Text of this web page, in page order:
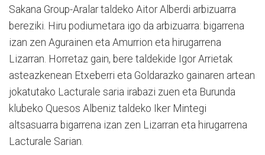
Sakana Group-Aralar taldeko Aitor Alberdi arbizuarra
bereziki. Hiru podiumetara igo da arbizuarra: bigarrena
izan zen Agurainen eta Amurrion eta hirugarrena
Lizarran. Horretaz gain, bere taldekide Igor Arrietak
asteazkenean Etxeberri eta Goldarazko gainaren artean
jokatutako Lacturale saria irabazi zuen eta Burunda
klubeko Quesos Albeniz taldeko Iker Mintegi
altsasuarra bigarrena izan zen Lizarran eta hirugarrena
Lacturale Sarian.